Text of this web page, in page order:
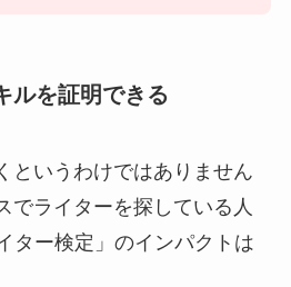
ルを証明できる
というわけではありません
でライターを探している人
ター検定」のインパクトは